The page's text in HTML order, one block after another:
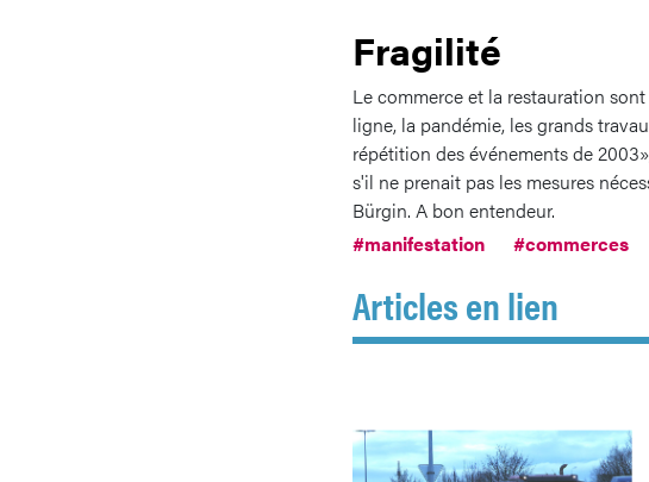
Fragilité
Le commerce et la restauration
ligne, la pandémie, les grands
répétition des événements de
s'il ne prenait pas les mesures
Bürgin. A bon entendeur.
#manifestation
#commerces
Articles en lien